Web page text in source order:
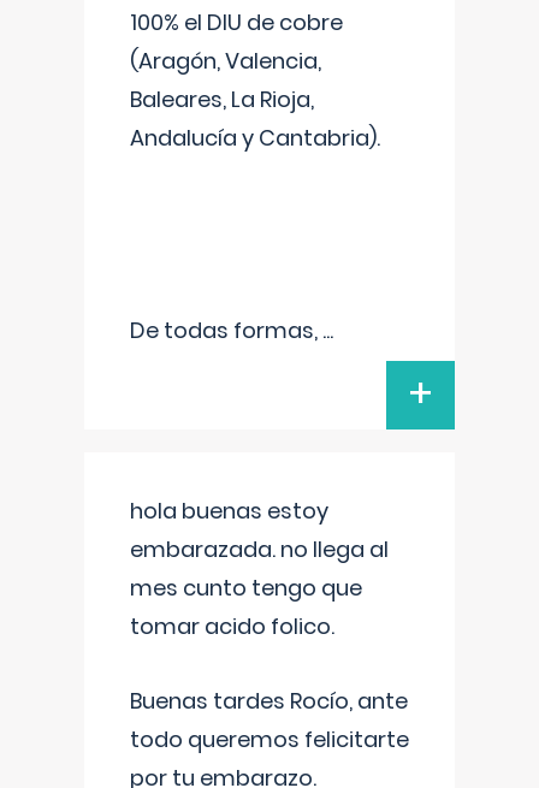
100% el DIU de cobre
(Aragón, Valencia,
Baleares, La Rioja,
Andalucía y Cantabria).
De todas formas, ...
+
hola buenas estoy
embarazada. no llega al
mes cunto tengo que
tomar acido folico.
Buenas tardes Rocío, ante
todo queremos felicitarte
por tu embarazo.